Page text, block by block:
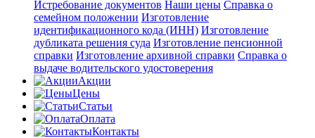
Истребование документов Наши цены Справка о
семейном положении Изготовление
идентификационного кода (ИНН) Изготовление
дубликата решения суда Изготовление пенсионной
справки Изготовление архивной справки Справка о
выдаче водительского удостоверения
Акции
Цены
Статьи
Оплата
Контакты